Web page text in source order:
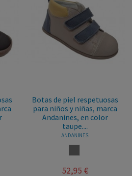
Botas de piel respetuosas
para niños y niñas, marca
Andanines, en color
taupe....
ANDANINES
52,95 €